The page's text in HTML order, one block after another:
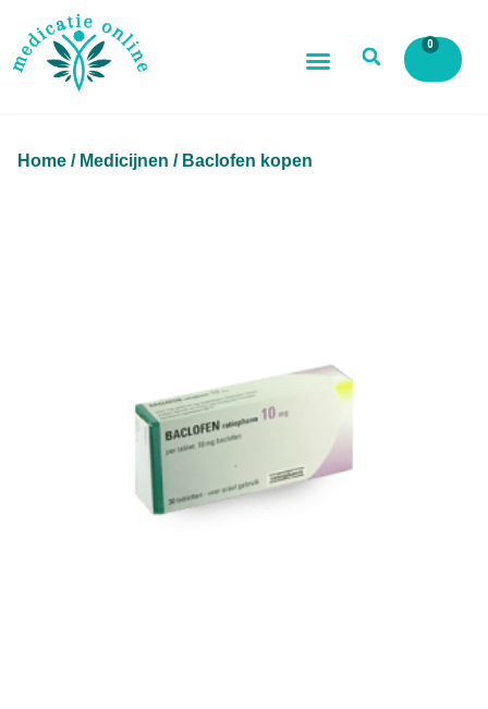
0
Home / Medicijnen / Baclofen kopen